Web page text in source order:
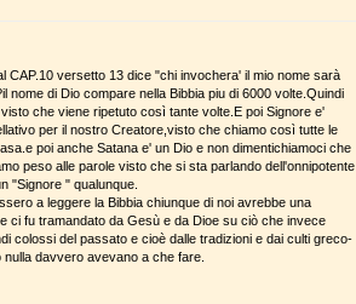
CAP.10 versetto 13 dice "chi invochera' il mio nome sarà
nome di Dio compare nella Bibbia piu di 6000 volte.Quindi
che viene ripetuto così tante volte.E poi Signore e'
per il nostro Creatore,visto che chiamo così tutte le
poi anche Satana e' un Dio e non dimentichiamoci che
peso alle parole visto che si sta parlando dell'onnipotente
"Signore " qualunque.
a leggere la Bibbia chiunque di noi avrebbe una
ci fu tramandato da Gesù e da Dioe su ciò che invece
colossi del passato e cioè dalle tradizioni e dai culti greco-
davvero avevano a che fare.